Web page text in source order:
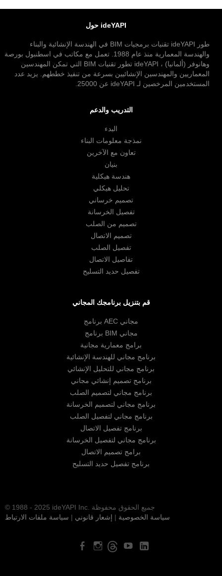
حول ideYAPI
طور ideYAPI تقنيات برمجيات BIM في الهندسة الإنشائية والبناء
والهندسة المعمارية منذ عام 1988. تعمل مع مكاتب في اسطنبول بورصة
وهانوفر (ألمانيا) ، ideYAPI تطور تقنيات BIM التي تمكن المهندسين
المعماريين والمهندسين الإنشائيين بسرعة من تنفيذ خططهم. يزيد عدد
المستخدمين المرخصين لـ ideYAPI عن 25000.
التدريب والدعم
البدء
نمذجة معلومات البناء
تعاون مع الآخرين
بنيان
هندسة هيكلية
تحليل هيكلي
تصميم خرساني
تفصيل الخرسانة
تصميم من الصلب
تصميم الاتصال
تفصيل الصلب
تفاصيل الاتصال
تفصيل حديد التسليح
قم بتنزيل برنامجك المجاني
برنامج AEC مجاني
برنامج BIM مجاني
برامج معمارية مجانية
برنامج مجاني للهندسة الإنشائية
برنامج مجاني للتحليل الإنشائي
برنامج تصميم إنشائي مجاني
برنامج مجاني لتصميم الصلب
برنامج مجاني لتصميم الخرسانة
برنامج مجاني لتفصيل الصلب
برنامج تفصيل الاتصال
برنامج مجاني لتفصيل الخرسانة
برامج تصميم الاتصال
برنامج تفصيل حديد التسليح
© 1988 - 2025 ideYAPI Inc. جميع الحقوق محفوظة
سياسة الخصوصية | إشعار قانوني | سياسة ملفات الارتباط